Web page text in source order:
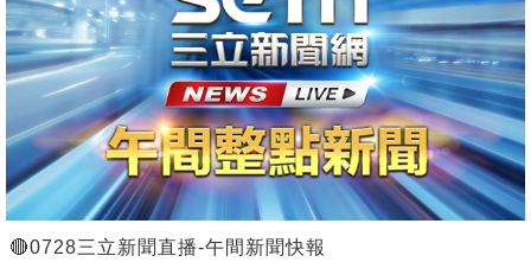
🔴0728三立新聞直播-午間新聞快報